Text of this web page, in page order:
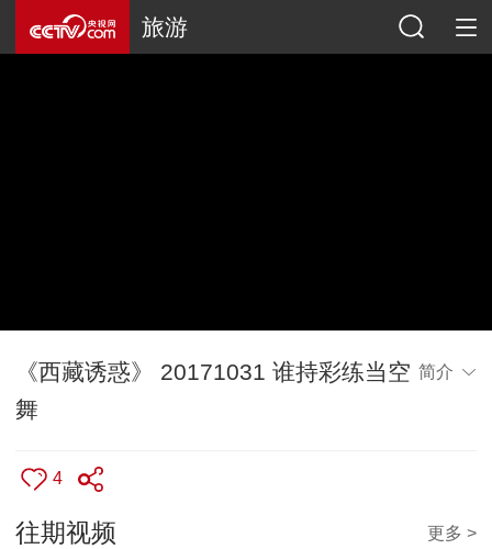
旅游
《西藏诱惑》 20171031 谁持彩练当空
舞
简介
4
往期视频 更多 >